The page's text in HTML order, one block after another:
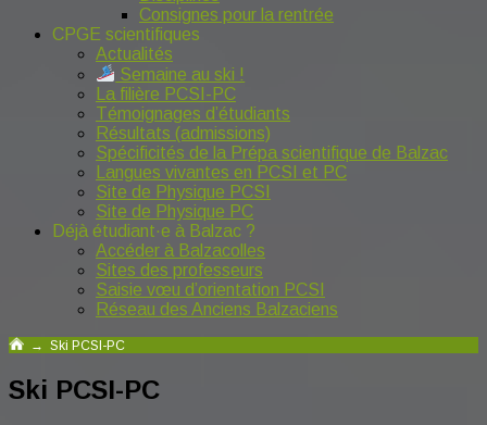
Consignes pour la rentrée
CPGE scientifiques
Actualités
Semaine au ski !
La filière PCSI-PC
Témoignages d’étudiants
Résultats (admissions)
Spécificités de la Prépa scientifique de Balzac
Langues vivantes en PCSI et PC
Site de Physique PCSI
Site de Physique PC
Déjà étudiant·e à Balzac ?
Accéder à Balzacolles
Sites des professeurs
Saisie vœu d’orientation PCSI
Réseau des Anciens Balzaciens
→ Ski PCSI-PC
Ski PCSI-PC